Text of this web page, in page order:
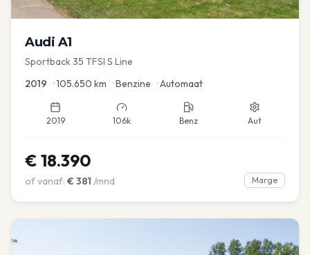
Audi A1
Sportback 35 TFSI S Line
2019 •105.650 km •Benzine •Automaat
2019 106k Benz Aut
€ 18.390
of vanaf: € 381 /mnd Marge